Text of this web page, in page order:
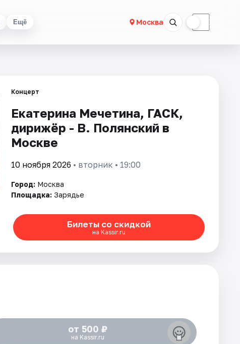
Ещё Москва ☾
Концерт
Екатерина Мечетина, ГАСК,
дирижёр - В. Полянский в
Москве
10 ноября 2026 • вторник • 19:00
Город: Москва
Площадка: Зарядье
Билеты со скидкой
на Kassir.ru
от 500 ₽
на Kassir.ru